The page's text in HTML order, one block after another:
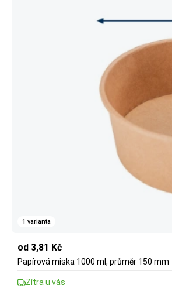
1 varianta
od 3,81 Kč
Papírová miska 1000 ml, průměr 150 mm
Zítra u vás